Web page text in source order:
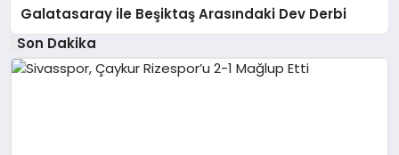
Galatasaray ile Beşiktaş Arasındaki Dev Derbi
Son Dakika